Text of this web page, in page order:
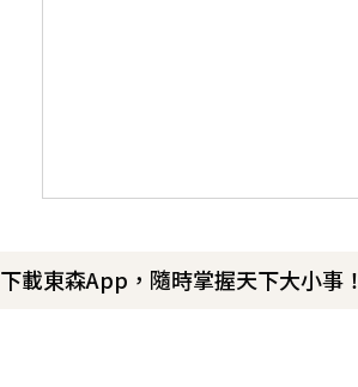
下載東森App，隨時掌握天下大小事！